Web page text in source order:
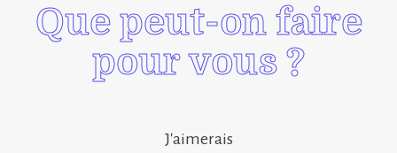
Que peut-on faire
pour vous ?
J'aimerais